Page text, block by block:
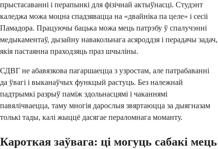
прыстасаванні і перапынкі для фізічнай актыўнасці. Студэнт
каледжа можа моцна спадзявацца на «двайніка па целе» і сесіі
Памадора. Працуючы бацька можа мець патрэбу ў спалучэнні
медыкаментаў, дызайну навакольнага асяроддзя і перадачы задач,
якія пастаянна праходзяць праз шчыліны.
СДВГ не абавязкова пагаршаецца з узростам, але патрабаванні
да ўвагі і выканаўчых функцый растуць. Без належнай
падтрымкі разрыў паміж здольнасцямі і чаканнямі
павялічваецца, таму многія дарослыя звяртаюцца за дыягназам
толькі тады, калі жыццё дасягае пераломнага моманту.
Кароткая заўвага: ці могуць сабакі мець